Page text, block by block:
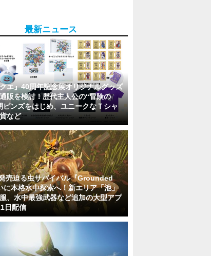
最新ニュース
クエ』40周年記念展オリジナルグッズ
販を検討！歴代主人公の“冒険の
ピンズをはじめ、ユニークなＴシャ
など
売迫る虫サバイバル『Grounded
に本格水中探索へ！新エリア「池」
、水中最強武器など追加の大型アプ
日配信